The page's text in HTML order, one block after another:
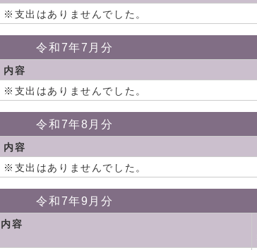
※支出はありませんでした。
令和7年7月分
内容
※支出はありませんでした。
令和7年8月分
内容
※支出はありませんでした。
令和7年9月分
内容